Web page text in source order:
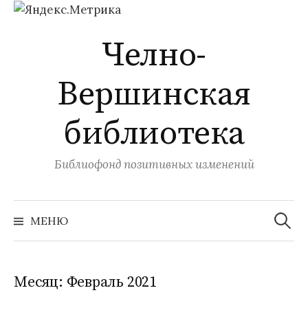
Челно-
Вершинская
библиотека
Библиофонд позитивных изменений
МЕНЮ
Найти:
Месяц: Февраль 2021